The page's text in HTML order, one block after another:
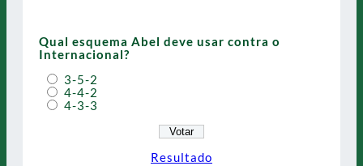
Qual esquema Abel deve usar contra o
Internacional?
3-5-2
4-4-2
4-3-3
Resultado